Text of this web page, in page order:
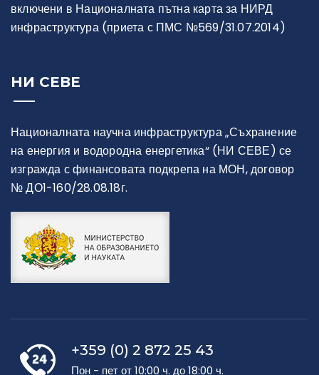
включени в Националната пътна карта за НИРД
инфраструктура (приета с ПМС №569/31.07.2014)
НИ СЕВЕ
Националната научна инфраструктура „Съхранение
на енергия и водородна енергетика“ (НИ СЕВЕ) се
изгражда с финансовата подкрепа на МОН, договор
№ ДО1-160/28.08.18г.
+359 (0) 2 872 25 43
Пон - пет от 10:00 ч. до 18:00 ч.